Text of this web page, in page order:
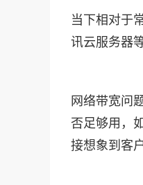
当下相对于
讯云服务器
网络带宽问
否足够用，
接想象到客